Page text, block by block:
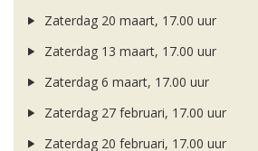
Zaterdag 20 maart, 17.00 uur
Zaterdag 13 maart, 17.00 uur
Zaterdag 6 maart, 17.00 uur
Zaterdag 27 februari, 17.00 uur
Zaterdag 20 februari, 17.00 uur